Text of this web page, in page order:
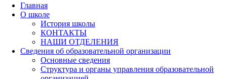
Главная
О школе
История школы
КОНТАКТЫ
НАШИ ОТДЕЛЕНИЯ
Сведения об образовательной организации
Основные сведения
Структура и органы управления образовательной